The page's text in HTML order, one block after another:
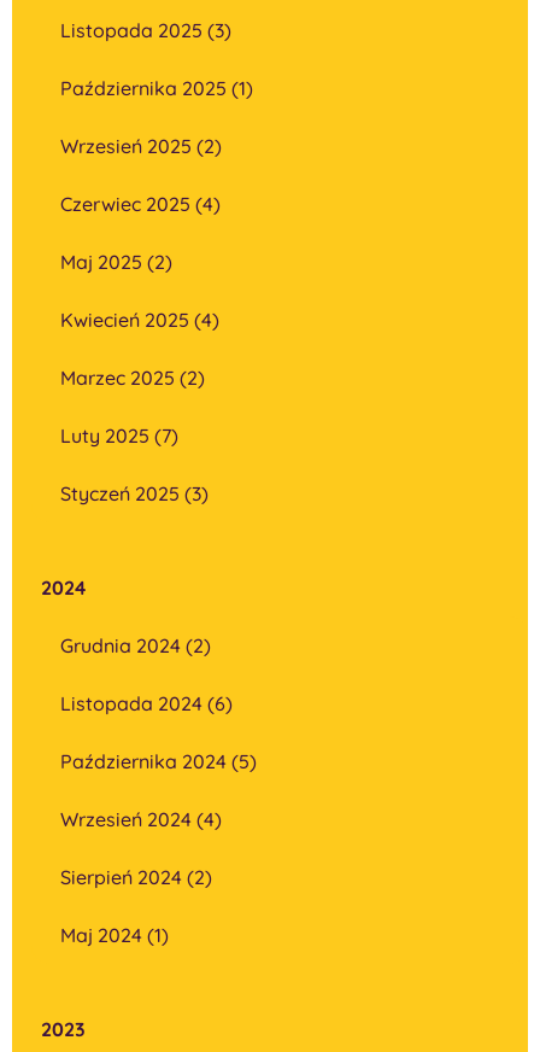
Listopada 2025 (3)
Października 2025 (1)
Wrzesień 2025 (2)
Czerwiec 2025 (4)
Maj 2025 (2)
Kwiecień 2025 (4)
Marzec 2025 (2)
Luty 2025 (7)
Styczeń 2025 (3)
2024
Grudnia 2024 (2)
Listopada 2024 (6)
Października 2024 (5)
Wrzesień 2024 (4)
Sierpień 2024 (2)
Maj 2024 (1)
2023